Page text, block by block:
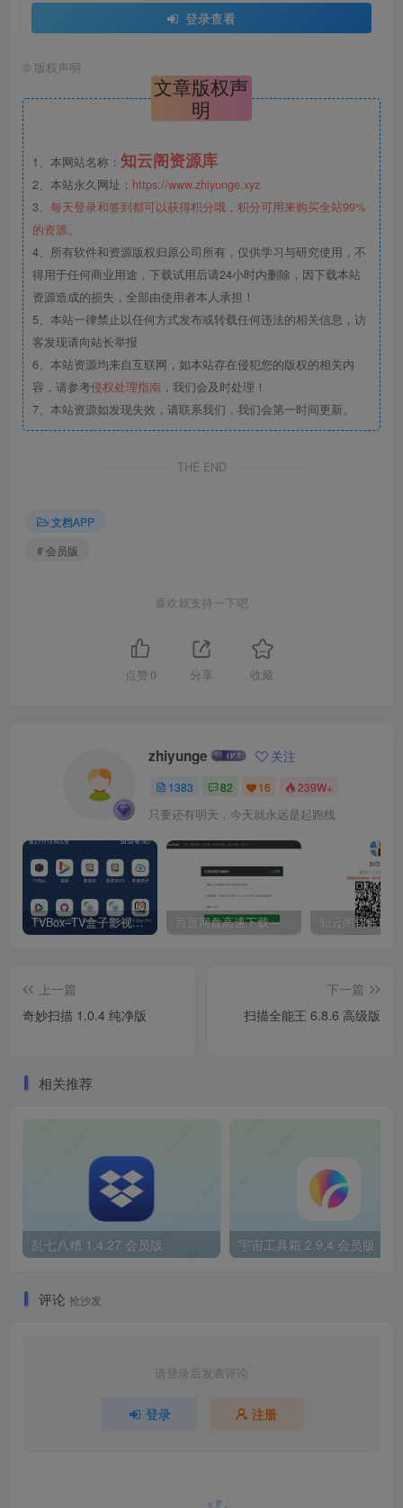
登录查看
© 版权声明
文章版权声
明
1、本网站名称： 知云阁资源库
2、本站永久网址： https://www.zhiyunge.xyz
3、 每天登录和签到都可以获得积分哦，积分可用来购买全站99%
的资源。
4、所有软件和资源版权归原公司所有，仅供学习与研究使用，不
得用于任何商业用途，下载试用后请24小时内删除，因下载本站
资源造成的损失，全部由使用者本人承担！
5、本站一律禁止以任何方式发布或转载任何违法的相关信息，访
客发现请向站长举报
6、本站资源均来自互联网，如本站存在侵犯您的版权的相关内
容，请参考侵权处理指南 ，我们会及时处理！
7、本站资源如发现失效，请联系我们，我们会第一时间更新。
THE END
文档APP
# 会员版
喜欢就支持一下吧
点赞 0 分享 收藏
zhiyunge 关注
1383 82 16 239W+
只要还有明天，今天就永远是起跑线
TVBox–TV盒子影视神器【附视频源和下载地址】【附自带源软件】 百度网盘高速下载——解析站点汇总
上一篇
奇妙扫描 1.0.4 纯净版
下一篇
扫描全能王 6.8.6 高级版
相关推荐
乱七八糟 1.4.27 会员版 宇宙工具箱 2.9.4 会员版
评论 抢沙发
请登录后发表评论
登录 注册